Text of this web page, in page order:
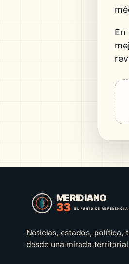
En
Noticias, estados, política,
desde una mirada territorial.